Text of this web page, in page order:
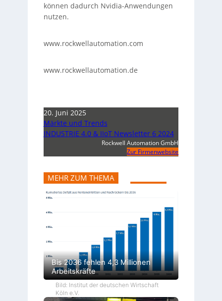
können dadurch Nvidia-Anwendungen
nutzen.
www.rockwellautomation.com
www.rockwellautomation.de
20. Juni 2025
Märkte und Trends
INDUSTRIE 4.0 & IIoT Newsletter 6 2024
Rockwell Automation GmbH
Zur Firmenwebsite
MEHR ZUM THEMA
Bis 2036 fehlen 4,3 Millionen
Arbeitskräfte
Bild: Institut der deutschen Wirtschaft
Köln e.V.